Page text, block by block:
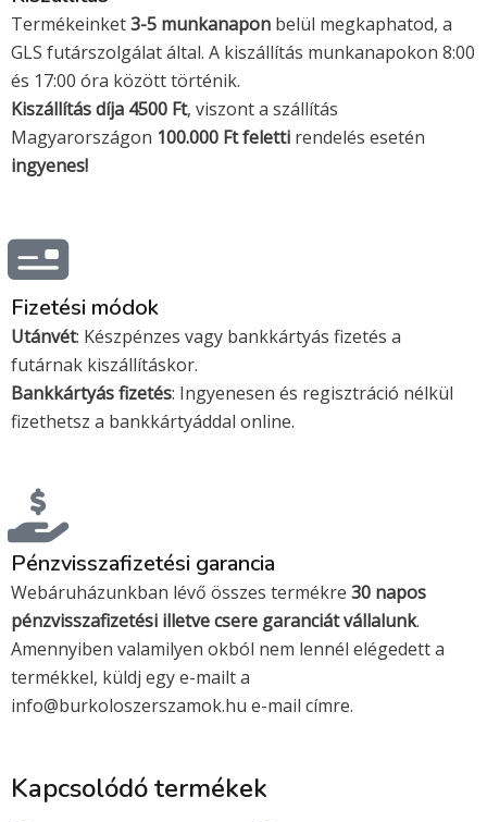
a t
e
r
c
a
r
Termékeinket3-5 munkanapon belül megkaphatod, a
GLS futárszolgálat által. A kiszállítás munkanapokon 8:00
és 17:00 óra között történik.
Kiszállítás díja 4500 Ft, viszont a szállítás
Magyarországon 100.000 Ft feletti rendelés esetén
ingyenes!
Fizetési módok
Utánvét: Készpénzes vagy bankkártyás fizetés a
futárnak kiszállításkor.
Bankkártyás fizetés: Ingyenesen és regisztráció nélkül
fizethetsz a bankkártyáddal online.
Pénzvisszafizetési garancia
Webáruházunkban lévő összes termékre 30 napos
pénzvisszafizetési illetve csere garanciát vállalunk.
Amennyiben valamilyen okból nem lennél elégedett a
termékkel, küldj egy e-mailt a
info@burkoloszerszamok.hu e-mail címre.
Kapcsolódó termékek